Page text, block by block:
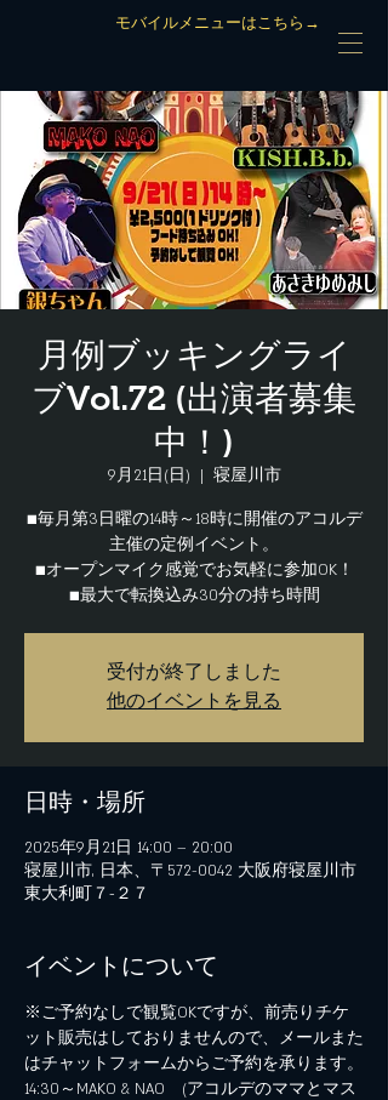
モバイルメニューはこちら→
月例ブッキングライ
ブVol.72 (出演者募集
中！)
9月21日(日)
  |
寝屋川市
■毎月第3日曜の14時～18時に開催のアコルデ
主催の定例イベント。
■オープンマイク感覚でお気軽に参加OK！
■最大で転換込み30分の持ち時間
受付が終了しました
他のイベントを見る
日時・場所
2025年9月21日 14:00 – 20:00
寝屋川市, 日本、〒572-0042 大阪府寝屋川市
東大利町７−２７
イベントについて
※ご予約なしで観覧OKですが、前売りチケ
ット販売はしておりませんので、メールまた
はチャットフォームからご予約を承ります。
14:30～MAKO & NAO　(アコルデのママとマス